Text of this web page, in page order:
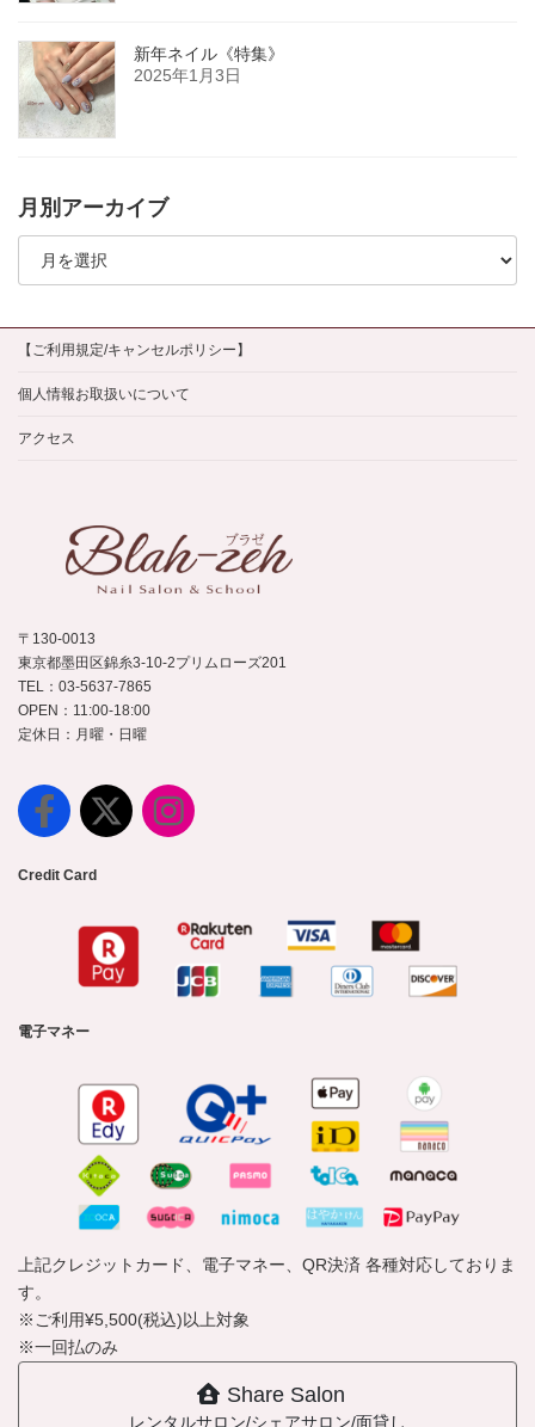
新年ネイル《特集》
2025年1月3日
月別アーカイブ
月
イ
ブ
【ご利用規定/キャンセルポリシー】
個人情報お取扱いについて
アクセス
〒130-0013
東京都墨田区錦糸3-10-2プリムローズ201
TEL：03-5637-7865
OPEN：11:00-18:00
定休日：月曜・日曜
Credit Card
電子マネー
上記クレジットカード、電子マネー、QR決済 各種対応しておりま
す。
※ご利用¥5,500(税込)以上対象
※一回払のみ
Share Salon
レンタルサロン/シェアサロン/面貸し